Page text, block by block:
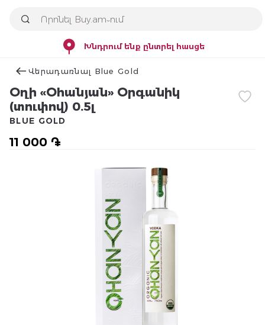
Խնդրում ենք ընտրել հասցե
Վերադառնալ Blue Gold
Օղի «Օհանյան» Օրգանիկ
(տուփով) 0.5լ
11 000 ֏
BLUE GOLD